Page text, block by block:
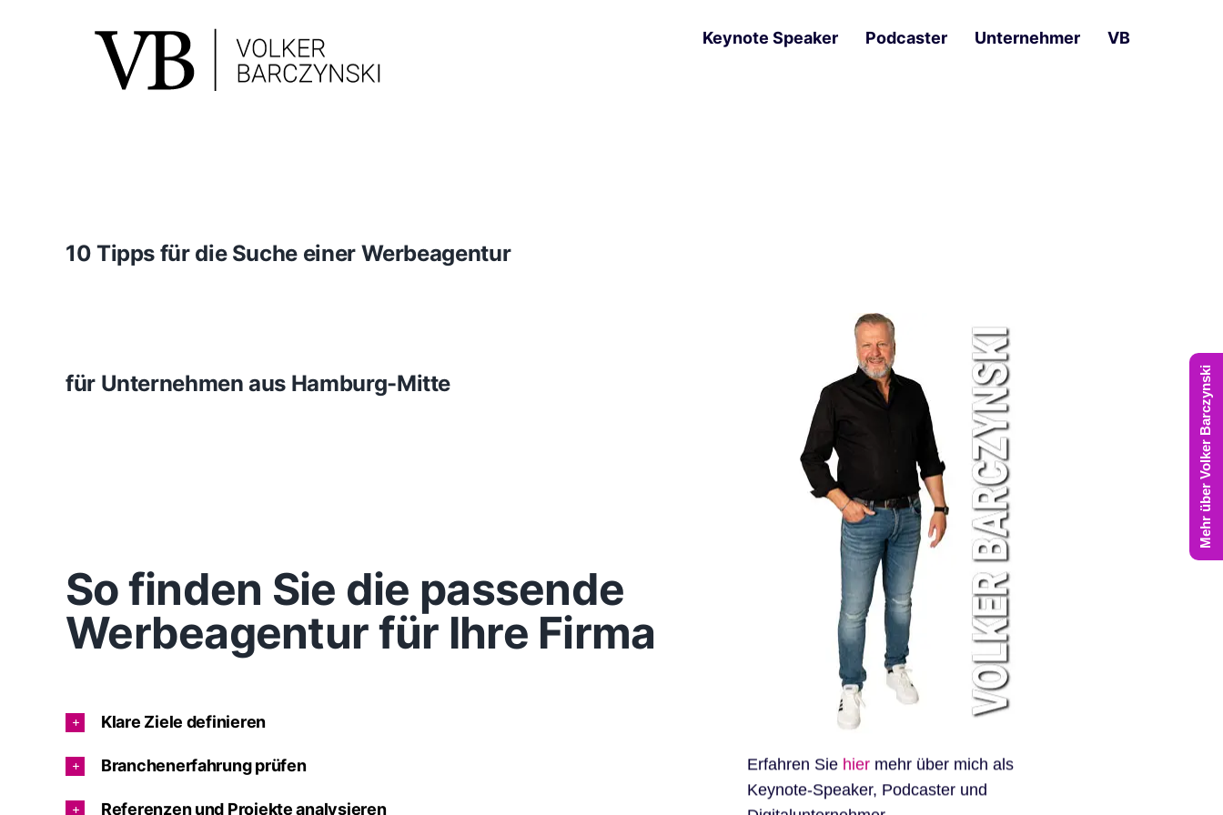
Keynote Speaker Podcaster Unternehmer VB
10 Tipps für die Suche einer Werbeagentur
für Unternehmen aus Hamburg-Mitte
So finden Sie die passende
Werbeagentur für Ihre Firma
Klare Ziele definieren
Branchenerfahrung prüfen
Referenzen und Projekte analysieren
Erfahren Sie hiermehr über mich als
Keynote-Speaker, Podcaster und
Mehr über Volker Barczynski